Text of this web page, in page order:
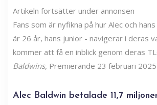
Artikeln fortsätter under annonsen
Fans som är nyfikna på hur Alec och
är 26 år, hans junior - navigerar i deras
kommer att få en inblick genom deras
Baldwins, Premierande 23 februari 2025.
Alec Baldwin betalade 11,7